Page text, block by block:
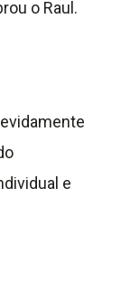
o Raul.
e